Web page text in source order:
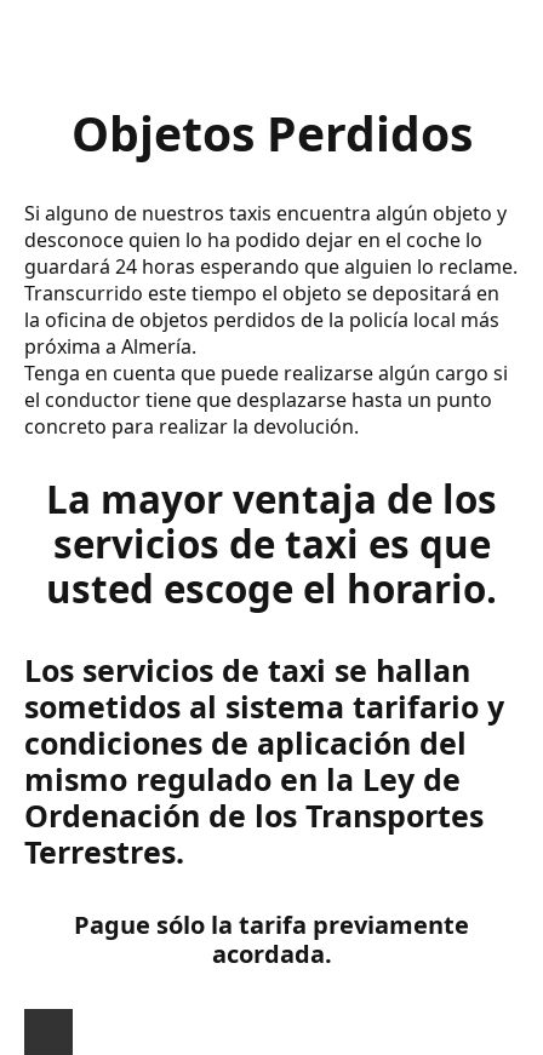
Objetos Perdidos
Si alguno de nuestros taxis encuentra algún objeto y
desconoce quien lo ha podido dejar en el coche lo
guardará 24 horas esperando que alguien lo reclame.
Transcurrido este tiempo el objeto se depositará en
la oficina de objetos perdidos de la policía local más
próxima a Almería.
Tenga en cuenta que puede realizarse algún cargo si
el conductor tiene que desplazarse hasta un punto
concreto para realizar la devolución.
La mayor ventaja de los
servicios de taxi es que
usted escoge el horario.
Los servicios de taxi se hallan
sometidos al sistema tarifario y
condiciones de aplicación del
mismo regulado en la Ley de
Ordenación de los Transportes
Terrestres.
Pague sólo la tarifa previamente
acordada.